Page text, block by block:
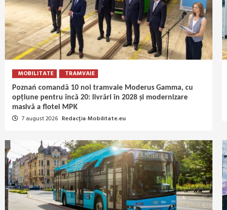
MOBILITATE TRAMVAIE
Poznań comandă 10 noi tramvaie Moderus Gamma, cu
opțiune pentru încă 20: livrări în 2028 și modernizare
masivă a flotei MPK
7 august 2026 Redacția Mobilitate.eu